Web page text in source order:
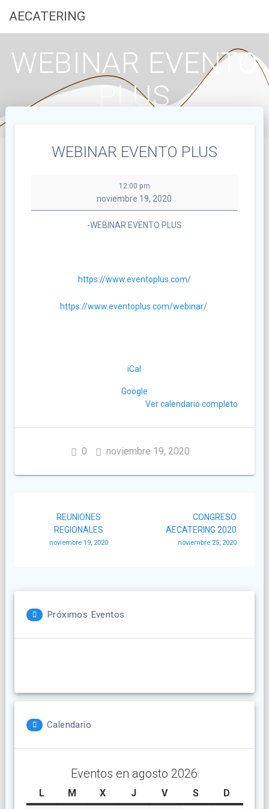
AECATERING
WEBINAR EVENTO
PLUS
WEBINAR EVENTO PLUS
EVENTO
PLUS
12:00 pm
noviembre 19, 2020
-WEBINAR EVENTO PLUS
https://www.eventoplus.com/
https://www.eventoplus.com/webinar/
iCal
Google
Ver calendario completo
0 noviembre 19, 2020
REUNIONES
REGIONALES
noviembre 19, 2020
CONGRESO
AECATERING 2020
noviembre 25, 2020
Próximos Eventos
Calendario
Eventos en agosto 2026
Llunes M martes
X miércoles
Jjueves
Vviernes
Ssábado
D